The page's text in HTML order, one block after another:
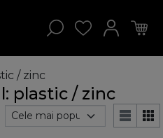
/ zinc
plastic / zinc